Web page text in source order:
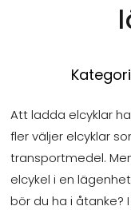
Att ladda elcyklar
fler väljer elcyklar
transportmedel.
elcykel i en
bör du ha i åtanke?